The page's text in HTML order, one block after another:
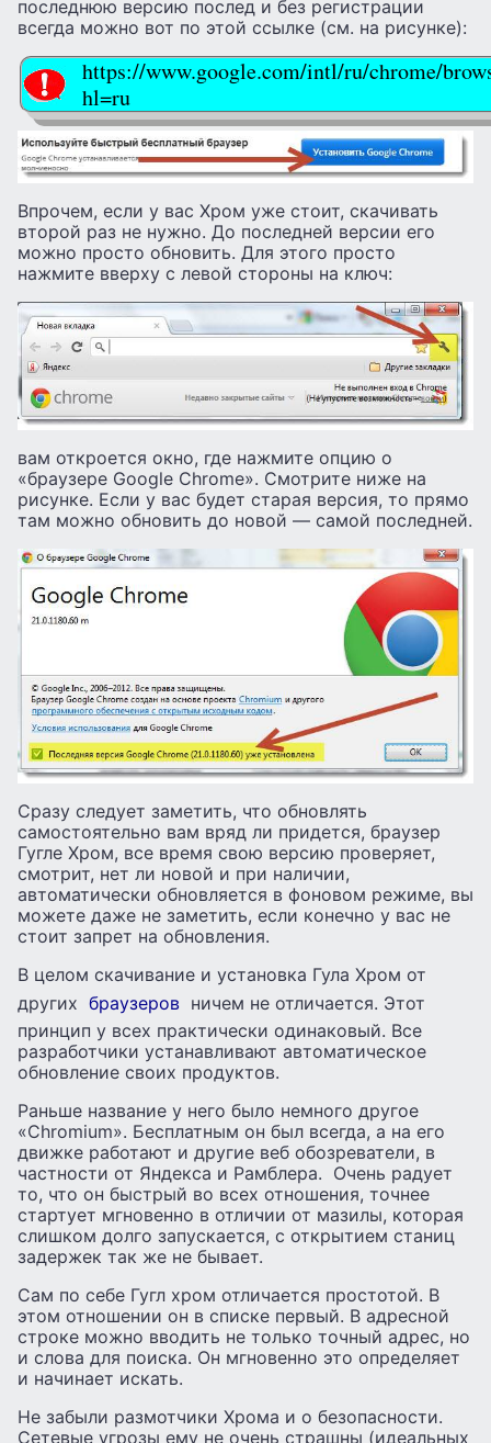
последнюю версию послед и без регистрации
всегда можно вот по этой ссылке (см. на рисунке):
https://www.google.com/intl/ru/chrome/
hl=ru
Впрочем, если у вас Хром уже стоит, скачивать
второй раз не нужно. До последней версии его
можно просто обновить. Для этого просто
нажмите вверху с левой стороны на ключ:
вам откроется окно, где нажмите опцию о
«браузере Google Chrome». Смотрите ниже на
рисунке. Если у вас будет старая версия, то прямо
там можно обновить до новой — самой последней.
Сразу следует заметить, что обновлять
самостоятельно вам вряд ли придется, браузер
Гугле Хром, все время свою версию проверяет,
смотрит, нет ли новой и при наличии,
автоматически обновляется в фоновом режиме, вы
можете даже не заметить, если конечно у вас не
стоит запрет на обновления.
В целом скачивание и установка Гула Хром от
других браузеров ничем не отличается. Этот
принцип у всех практически одинаковый. Все
разработчики устанавливают автоматическое
обновление своих продуктов.
Раньше название у него было немного другое
«Chromium». Бесплатным он был всегда, а на его
движке работают и другие веб обозреватели, в
частности от Яндекса и Рамблера. Очень радует
то, что он быстрый во всех отношения, точнее
стартует мгновенно в отличии от мазилы, которая
слишком долго запускается, с открытием станиц
задержек так же не бывает.
Сам по себе Гугл хром отличается простотой. В
этом отношении он в списке первый. В адресной
строке можно вводить не только точный адрес, но
и слова для поиска. Он мгновенно это определяет
и начинает искать.
Не забыли размотчики Хрома и о безопасности.
Сетевые угрозы ему не очень страшны (идеальных